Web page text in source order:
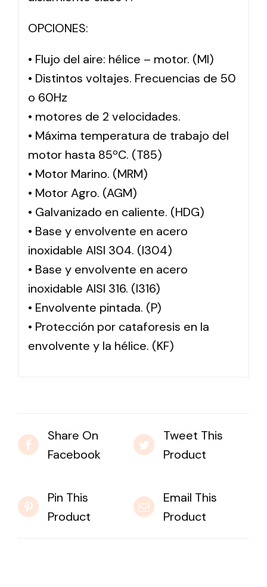
OPCIONES:
• Flujo del aire: hélice – motor. (MI)
• Distintos voltajes. Frecuencias de 50
o 60Hz
• motores de 2 velocidades.
• Máxima temperatura de trabajo del
motor hasta 85ºC. (T85)
• Motor Marino. (MRM)
• Motor Agro. (AGM)
• Galvanizado en caliente. (HDG)
• Base y envolvente en acero
inoxidable AISI 304. (I304)
• Base y envolvente en acero
inoxidable AISI 316. (I316)
• Envolvente pintada. (P)
• Protección por cataforesis en la
envolvente y la hélice. (KF)
Share On
Facebook
Tweet This
Product
Pin This
Product
Email This
Product